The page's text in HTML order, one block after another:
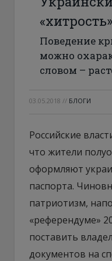
Поведение
можно
словом –
03.05.2018 // БЛОГИ
Российские
что жители
оформляют
паспорта.
патриотизм,
«референдуме»
поставить
документов на